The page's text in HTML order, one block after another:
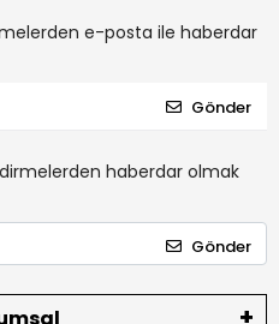
e-posta ile haberdar
Gönder
haberdar olmak
Gönder